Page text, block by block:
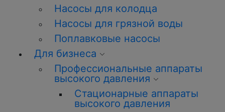
Насосы для колодца
Насосы для грязной воды
Поплавковые насосы
Для бизнеса
Профессиональные аппараты
высокого давления
Стационарные аппараты
высокого давления